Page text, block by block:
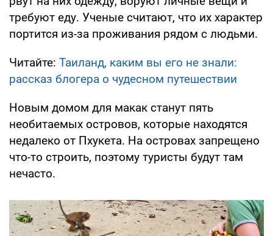
требуют еду. Ученые считают, что их характер
портится из-за проживания рядом с людьми.
Читайте: Таиланд, каким вы его не знали:
рассказ блогера о чудесном путешествии
Новым домом для макак станут пять
необитаемых островов, которые находятся
недалеко от Пхукета. На островах запрещено
что-то строить, поэтому туристы будут там
нечасто.